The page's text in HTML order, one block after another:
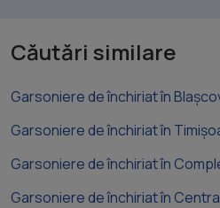
Căutări similare
Garsoniere de închiriat în
Garsoniere de închiriat în
Garsoniere de închiriat în
Garsoniere de închiriat în